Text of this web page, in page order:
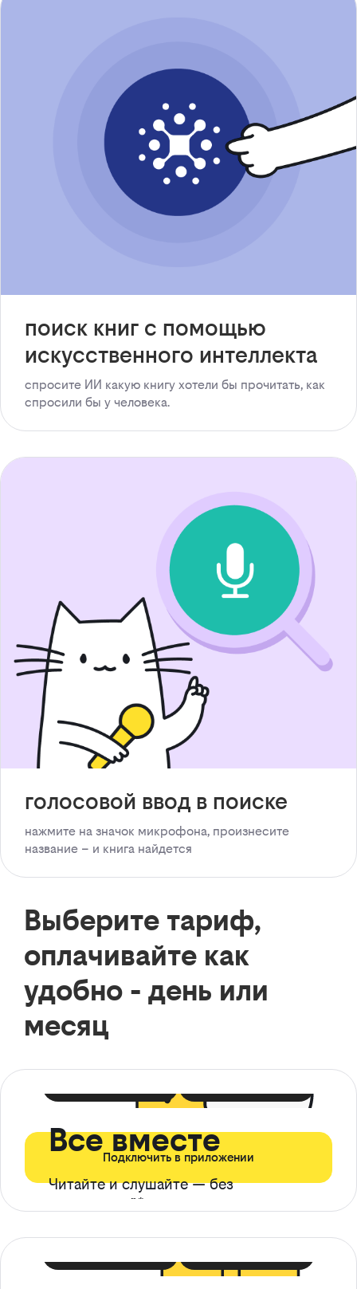
поиск книг с помощью
искусственного интеллекта
спросите ИИ какую книгу хотели бы прочитать, как
спросили бы у человека.
голосовой ввод в поиске
нажмите на значок микрофона, произнесите
название – и книга найдется
Выберите тариф,
оплачивайте как
удобно - день или
месяц
Все вместе
Читайте и слушайте — без
ограничений*
Подключить в приложении